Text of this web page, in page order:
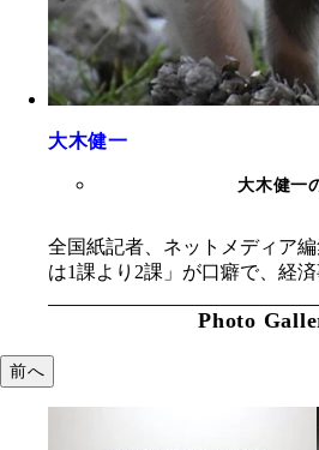
大木健一
大木健一
全国紙記者、ネットメディア
は1課より2課」が口癖で、経
Photo
前へ